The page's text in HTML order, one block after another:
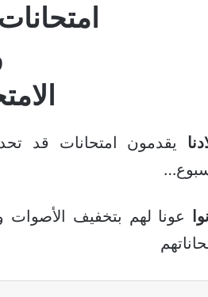
يقدمون امتحانات قد
عونا لهم بتخفيف الأصوات